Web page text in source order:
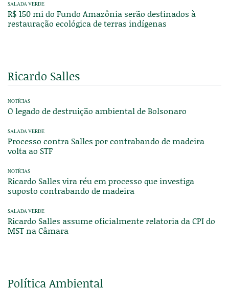
SALADA VERDE
R$ 150 mi do Fundo Amazônia serão destinados à
restauração ecológica de terras indígenas
Ricardo Salles
NOTÍCIAS
O legado de destruição ambiental de Bolsonaro
SALADA VERDE
Processo contra Salles por contrabando de madeira
volta ao STF
NOTÍCIAS
Ricardo Salles vira réu em processo que investiga
suposto contrabando de madeira
SALADA VERDE
Ricardo Salles assume oficialmente relatoria da CPI do
MST na Câmara
Política Ambiental